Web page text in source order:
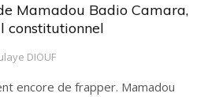
Mamadou Badio Camara,
constitutionnel
DIOUF
encore de frapper. Mamadou